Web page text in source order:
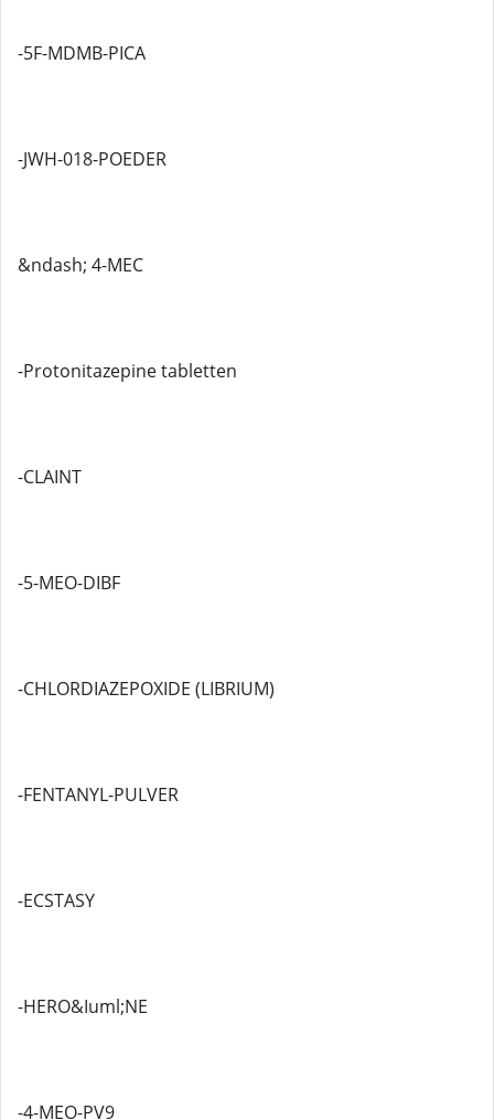
-5F-MDMB-PICA
-JWH-018-POEDER
&ndash; 4-MEC
-Protonitazepine tabletten
-CLAINT
-5-MEO-DIBF
-CHLORDIAZEPOXIDE (LIBRIUM)
-FENTANYL-PULVER
-ECSTASY
-HERO&Iuml;NE
-4-MEO-PV9